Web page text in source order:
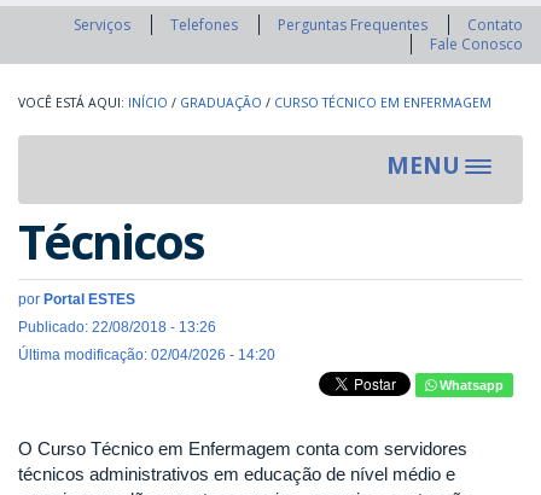
Serviços Telefones Perguntas Frequentes
Contato
Fale Conosco
INÍCIO / GRADUAÇÃO / CURSO TÉCNICO EM ENFERMAGEM
MENU
Toggle
Técnicos
por Portal ESTES
Publicado: 22/08/2018 - 13:26
Última modificação: 02/04/2026 - 14:20
Whatsapp
O Curso Técnico em Enfermagem conta com servidores
técnicos administrativos em educação de nível médio e